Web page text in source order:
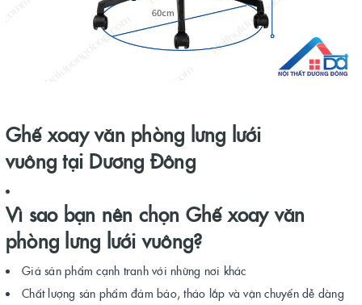
Ghế xoay văn phòng lưng lưới
vuông tại Dương Đông
Vì sao bạn nên chọn Ghế xoay văn
phòng lưng lưới vuông?
Giá sản phẩm cạnh tranh với những nơi khác
Chất lượng sản phẩm đảm bảo, tháo lắp và vận chuyển dễ dàng